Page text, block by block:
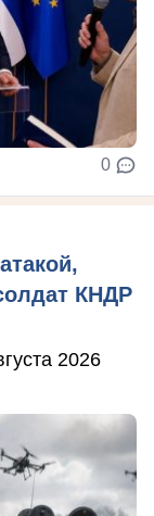
0
КНДР
2026